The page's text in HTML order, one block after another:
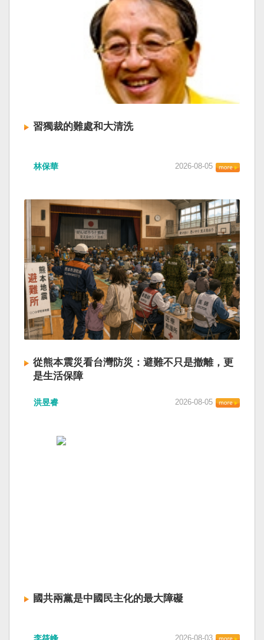
習獨裁的難處和大清洗
林保華 2026-08-05
從熊本震災看台灣防災：避難不只是撤離，更
是生活保障
洪昱睿 2026-08-05
國共兩黨是中國民主化的最大障礙
2026-08-03